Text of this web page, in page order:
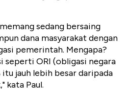
sedang bersaing
dana masyarakat dengan
pemerintah. Mengapa?
seperti ORI (obligasi negara
jauh lebih besar daripada
kata Paul.